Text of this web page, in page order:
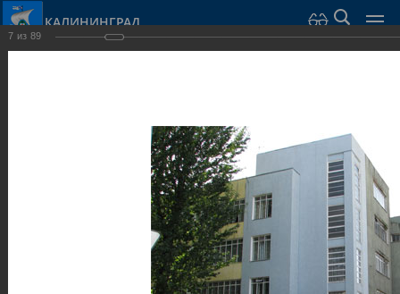
КАЛИНИНГРАД
Достопримечательности
Общественные здания и сооружения
7 из 89